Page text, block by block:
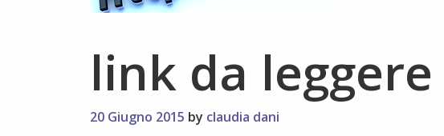
link da leggere
20 Giugno 2015 by claudia dani